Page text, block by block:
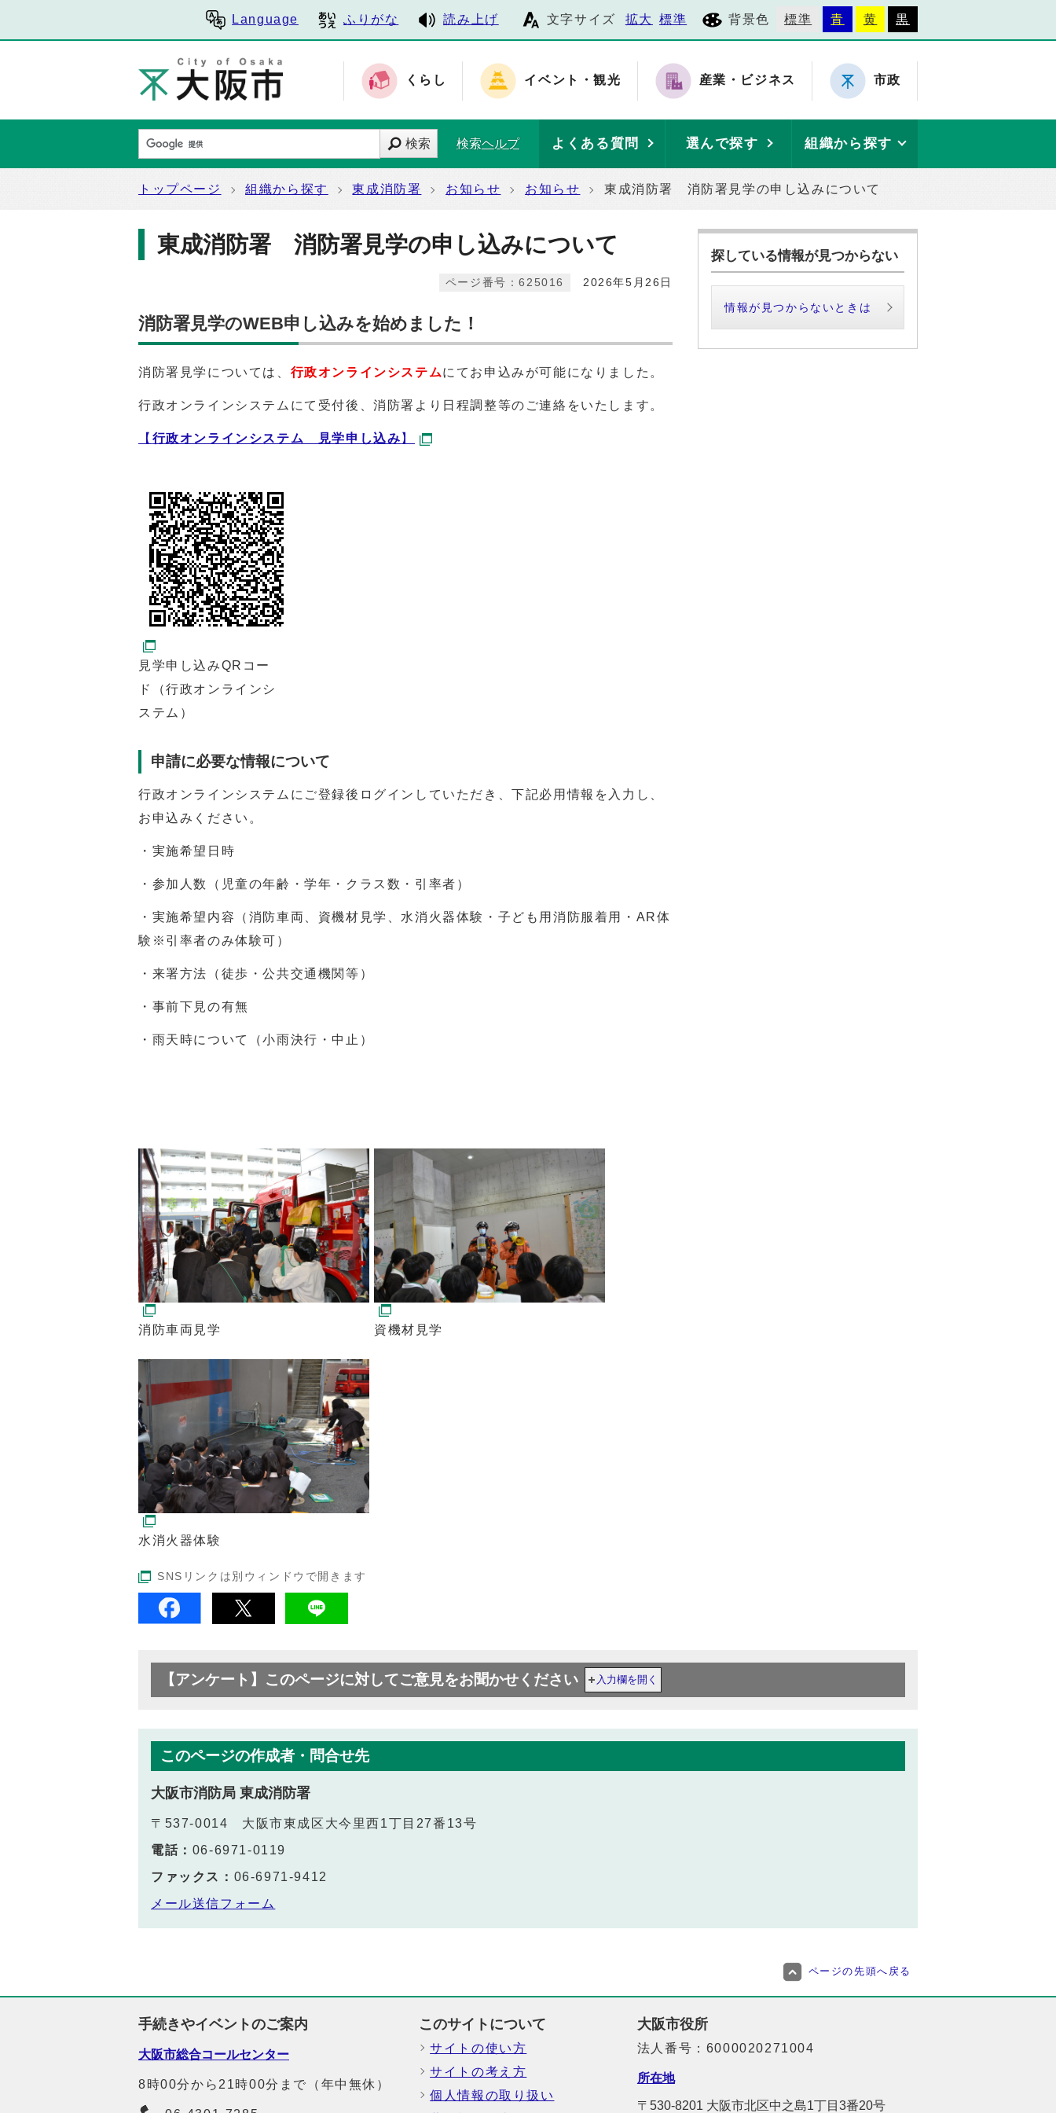
Language ふりがな 読み上げ 文字サイズ 拡大 標準 背景色 標準 青 黄 黒
くらし イベント・観光 産業・ビジネス 市政
検索 検索ヘルプ よくある質問 選んで探す 組織から探す
トップページ 組織から探す 東成消防署 お知らせ お知らせ 東成消防署 消防署見学の申し込みについて
東成消防署 消防署見学の申し込みについて
2026年5月26日
ページ番号：625016
消防署見学のWEB申し込みを始めました！
消防署見学については、 行政オンラインシステムにてお申込みが可能になりました。
行政オンラインシステムにて受付後、消防署より日程調整等のご連絡をいたします。
【 行政オンラインシステム 見学申し込み 】
見学申し込みQRコー
ド（行政オンラインシ
ステム）
申請に必要な情報について
行政オンラインシステムにご登録後ログインしていただき、下記必用情報を入力し、
お申込みください。
・実施希望日時
・参加人数（児童の年齢・学年・クラス数・引率者）
・実施希望内容（消防車両、資機材見学、水消火器体験・子ども用消防服着用・AR体
験※引率者のみ体験可）
・来署方法（徒歩・公共交通機関等）
・事前下見の有無
・雨天時について（小雨決行・中止）
消防車両見学 資機材見学
水消火器体験
SNSリンクは別ウィンドウで開きます
探している情報が見つからない
情報が見つからないときは
【アンケート】このページに対してご意見をお聞かせください 入力欄を開く
このページの作成者・問合せ先
大阪市消防局 東成消防署
〒537-0014 大阪市東成区大今里西1丁目27番13号
電話： 06-6971-0119
ファックス： 06-6971-9412
メール送信フォーム
ページの先頭へ戻る
手続きやイベントのご案内
大阪市総合コールセンター
8時00分から21時00分まで（年中無休）
このサイトについて
サイトの使い方
サイトの考え方
個人情報の取り扱い
大阪市役所
法人番号：6000020271004
所在地
〒530-8201 大阪市北区中之島1丁目3番20号